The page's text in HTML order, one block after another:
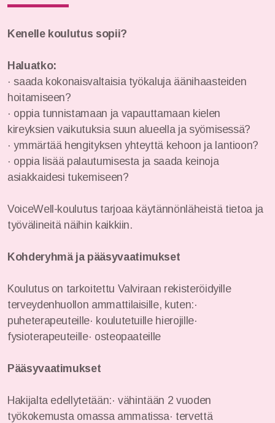
Kenelle koulutus sopii?
Haluatko:
· saada kokonaisvaltaisia työkaluja äänihaasteiden
hoitamiseen?
· oppia tunnistamaan ja vapauttamaan kielen
kireyksien vaikutuksia suun alueella ja syömisessä?
· ymmärtää hengityksen yhteyttä kehoon ja lantioon?
· oppia lisää palautumisesta ja saada keinoja
asiakkaidesi tukemiseen?
VoiceWell-koulutus tarjoaa käytännönläheistä tietoa ja
työvälineitä näihin kaikkiin.
Kohderyhmä ja pääsyvaatimukset
Koulutus on tarkoitettu Valviraan rekisteröidyille
terveydenhuollon ammattilaisille, kuten:·
puheterapeuteille· koulutetuille hierojille·
fysioterapeuteille· osteopaateille
Pääsyvaatimukset
Hakijalta edellytetään:· vähintään 2 vuoden
työkokemusta omassa ammatissa· tervettä
VoiceWell® -hoito
Neurosonic-hoito
VoiceWell-hoitajat
VoiceWell-puheterapeutit
Kicka Leppänen
In English
Väitöstutkimus
Tietosuojaseloste
Ohjeita kotiin